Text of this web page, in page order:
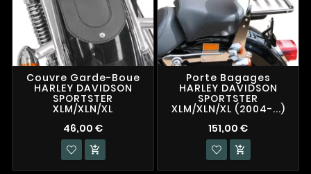
Couvre Garde-Boue
HARLEY DAVIDSON
SPORTSTER
XLM/XLN/XL
46,00 €

Porte Bagages
HARLEY DAVIDSON
SPORTSTER
XLM/XLN/XL (2004-...)
151,00 €
